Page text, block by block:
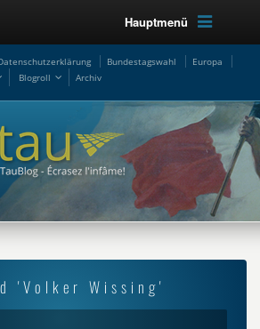
Hauptmenü
Bundestagswahl
Europa
Blogroll Archiv
'Volker Wissing'